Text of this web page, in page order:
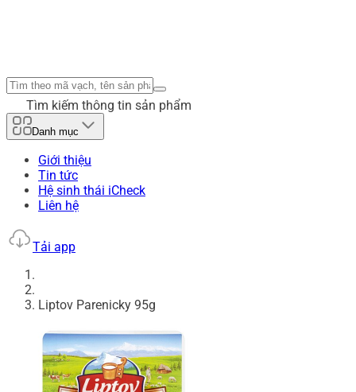
Tìm kiếm thông tin sản phẩm
Danh mục
Giới thiệu
Tin tức
Hệ sinh thái iCheck
Liên hệ
Tải app
Liptov Parenicky 95g